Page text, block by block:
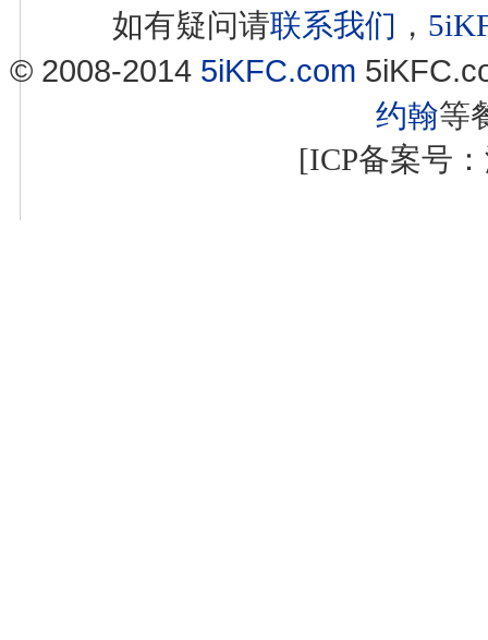
如有疑问请联系我们 ，
© 2008-2014 5iKFC.com
约翰等
[ICP备案号